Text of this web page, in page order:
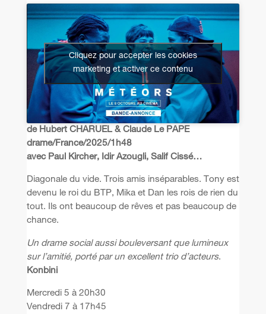
Cliquez pour accepter les cookies
marketing et activer ce contenu
de Hubert CHARUEL & Claude Le PAPE
drame/France/2025/1h48
avec Paul Kircher, Idir Azougli, Salif Cissé…
Diagonale du vide. Trois amis inséparables. Tony est
devenu le roi du BTP, Mika et Dan les rois de rien du
tout. Ils ont beaucoup de rêves et pas beaucoup de
chance.
Un drame social aussi bouleversant que lumineux
sur l’amitié, porté par un excellent trio d’acteurs.
Konbini
Mercredi 5 à 20h30
Vendredi 7 à 17h45